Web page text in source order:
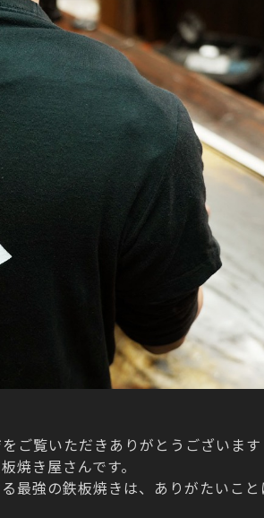
ご覧いただきありがとうございます
焼き屋さんです。
最強の鉄板焼きは、ありがたいこ